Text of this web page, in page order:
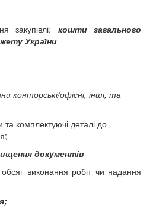
закупівлі: кошти загального
України
конторські/офісні, інші, та
та комплектуючі деталі до
документів
виконання робіт чи надання